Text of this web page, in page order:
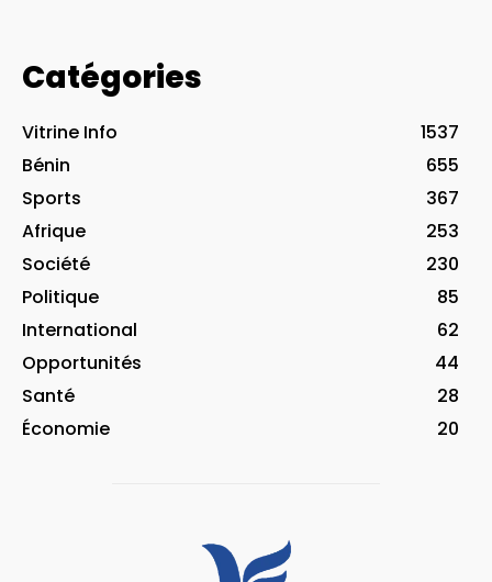
Catégories
Vitrine Info
1537
Bénin
655
Sports
367
Afrique
253
Société
230
Politique
85
International
62
Opportunités
44
Santé
28
Économie
20